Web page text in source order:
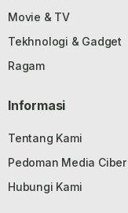
Movie & TV
Tekhnologi & Gadget
Ragam
Informasi
Tentang Kami
Pedoman Media Ciber
Hubungi Kami